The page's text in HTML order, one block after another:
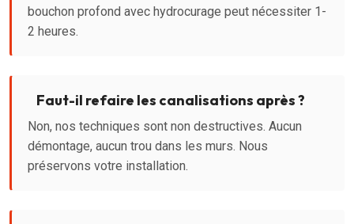
bouchon profond avec hydrocurage peut nécessiter 1-
2 heures.
Faut-il refaire les canalisations après ?
Non, nos techniques sont non destructives. Aucun
démontage, aucun trou dans les murs. Nous
préservons votre installation.